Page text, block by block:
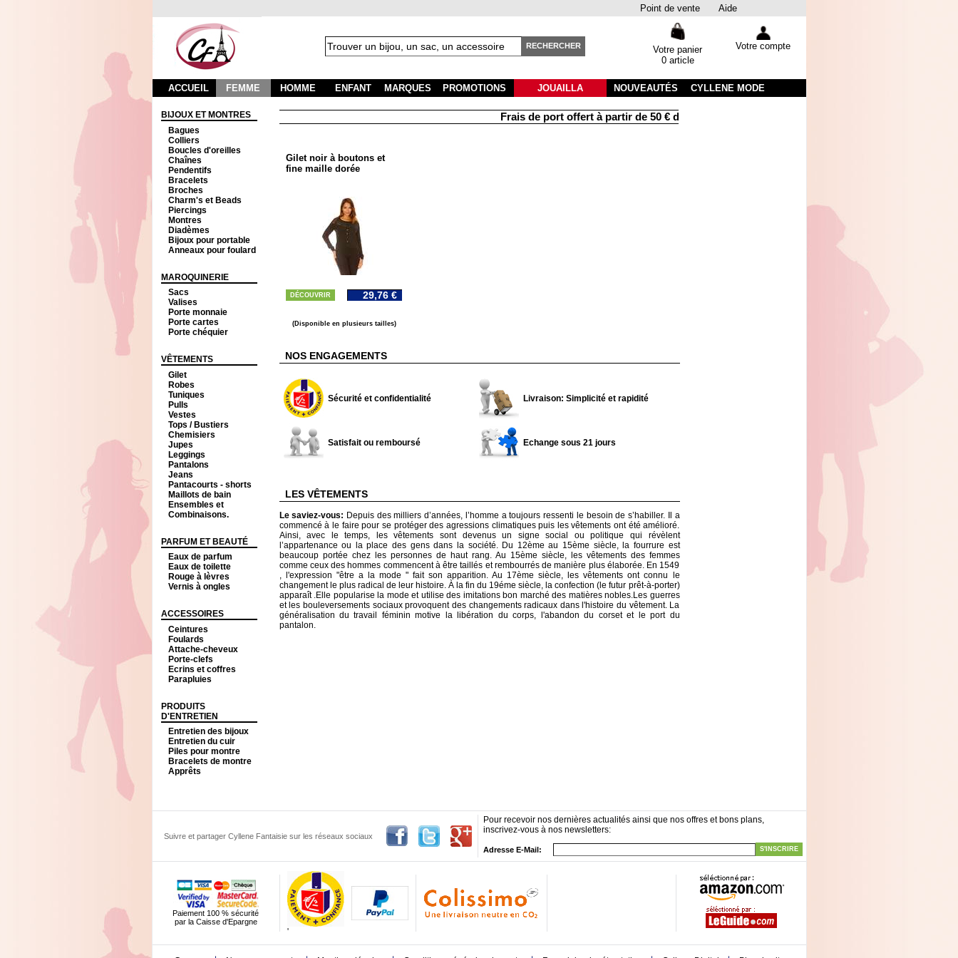
Point de vente Aide
RECHERCHER
Votre panier
0 article
Votre compte
ACCUEIL FEMME HOMME ENFANT MARQUES PROMOTIONS JOUAILLA NOUVEAUTÉS CYLLENE MODE
BIJOUX ET MONTRES
Bagues
Colliers
Boucles d'oreilles
Chaînes
Pendentifs
Bracelets
Broches
Charm's et Beads
Piercings
Montres
Diadèmes
Bijoux pour portable
Anneaux pour foulard
MAROQUINERIE
Sacs
Valises
Porte monnaie
Porte cartes
Porte chéquier
VÊTEMENTS
Gilet
Robes
Tuniques
Pulls
Vestes
Tops / Bustiers
Chemisiers
Jupes
Leggings
Pantalons
Jeans
Pantacourts - shorts
Maillots de bain
Ensembles et
Combinaisons.
PARFUM ET BEAUTÉ
Eaux de parfum
Eaux de toilette
Rouge à lèvres
Vernis à ongles
ACCESSOIRES
Ceintures
Foulards
Attache-cheveux
Porte-clefs
Ecrins et coffres
Parapluies
PRODUITS
D'ENTRETIEN
Entretien des bijoux
Entretien du cuir
Piles pour montre
Bracelets de montre
Apprêts
Frais de port offert à partir de 50 € d'achats
Gilet noir à boutons et
fine maille dorée
DÉCOUVRIR 29,76 €
(Disponible en plusieurs tailles)
NOS ENGAGEMENTS
Sécurité et confidentialité Livraison: Simplicité et rapidité
Satisfait ou remboursé Echange sous 21 jours
LES VÊTEMENTS
Le saviez-vous: Depuis des milliers d’années, l’homme a toujours ressenti le besoin de s’habiller. Il a
commencé à le faire pour se protéger des agressions climatiques puis les vêtements ont été amélioré.
Ainsi, avec le temps, les vêtements sont devenus un signe social ou politique qui révèlent
l’appartenance ou la place des gens dans la société. Du 12ème au 15ème siècle, la fourrure est
beaucoup portée chez les personnes de haut rang. Au 15ème siècle, les vêtements des femmes
comme ceux des hommes commencent à être taillés et rembourrés de manière plus élaborée. En 1549
, l'expression "être a la mode " fait son apparition. Au 17ème siècle, les vêtements ont connu le
changement le plus radical de leur histoire. À la fin du 19éme siècle, la confection (le futur prêt-à-porter)
apparaît .Elle popularise la mode et utilise des imitations bon marché des matières nobles.Les guerres
et les bouleversements sociaux provoquent des changements radicaux dans l'histoire du vêtement. La
généralisation du travail féminin motive la libération du corps, l'abandon du corset et le port du
pantalon.
Suivre et partager Cyllene Fantaisie sur les réseaux sociaux
Pour recevoir nos dernières actualités ainsi que nos offres et bons plans,
inscrivez-vous à nos newsletters:
Adresse E-Mail: S'INSCRIRE
Paiement 100 % sécurité
par la Caisse d'Epargne
'